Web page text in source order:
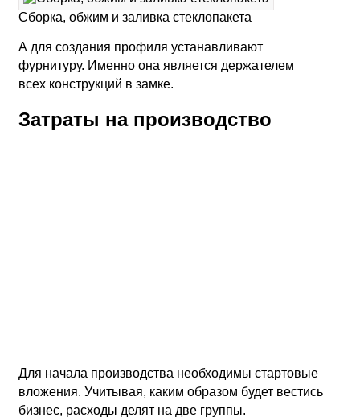
Сборка, обжим и заливка стеклопакета
А для создания профиля устанавливают
фурнитуру. Именно она является держателем
всех конструкций в замке.
Затраты на производство
Для начала производства необходимы стартовые
вложения. Учитывая, каким образом будет вестись
бизнес, расходы делят на две группы.